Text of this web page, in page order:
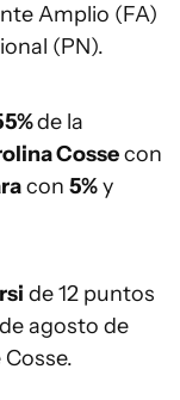
Amplio (FA)
(PN).
de la
Cossecon
con 5%y
de 12 puntos
agosto de